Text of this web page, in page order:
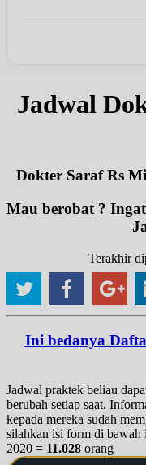
Jadwal
Dokter Saraf Rs
Mau berobat ?
Terakhir
Ini bedanya
Jadwal praktek beliau
berubah setiap saat.
kepada mereka sudah
silahkan isi form di bawah
2020 = 11.028 orang